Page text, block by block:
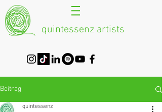
quintessenz artists
Beitrag
quintessenz